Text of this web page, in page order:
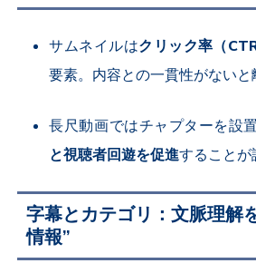
サムネイルはクリック率（
要素。内容との一貫性がないと
長尺動画ではチャプターを設置
と視聴者回遊を促進すること
字幕とカテゴリ：文脈理解
情報”